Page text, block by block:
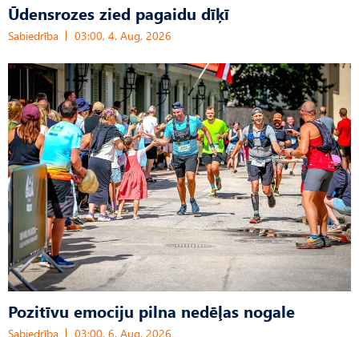
Ūdensrozes zied pagaidu dīķī
Sabiedrība 03:00, 4. Aug, 2026
Pozitīvu emociju pilna nedēļas nogale
Sabiedrība 03:00, 6. Aug, 2026